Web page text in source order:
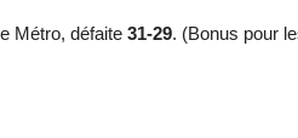
Métro, défaite 31-29. (Bonus pour